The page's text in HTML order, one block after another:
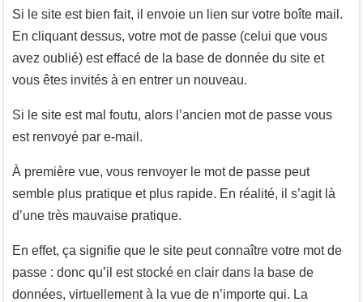
Si le site est bien fait, il envoie un lien sur votre boîte mail.
En cliquant dessus, votre mot de passe (celui que vous
avez oublié) est effacé de la base de donnée du site et
vous êtes invités à en entrer un nouveau.
Si le site est mal foutu, alors l’ancien mot de passe vous
est renvoyé par e-mail.
À première vue, vous renvoyer le mot de passe peut
semble plus pratique et plus rapide. En réalité, il s’agit là
d’une très mauvaise pratique.
En effet, ça signifie que le site peut connaître votre mot de
passe : donc qu’il est stocké en clair dans la base de
données, virtuellement à la vue de n’importe qui. La